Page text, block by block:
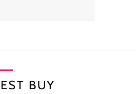
BUY